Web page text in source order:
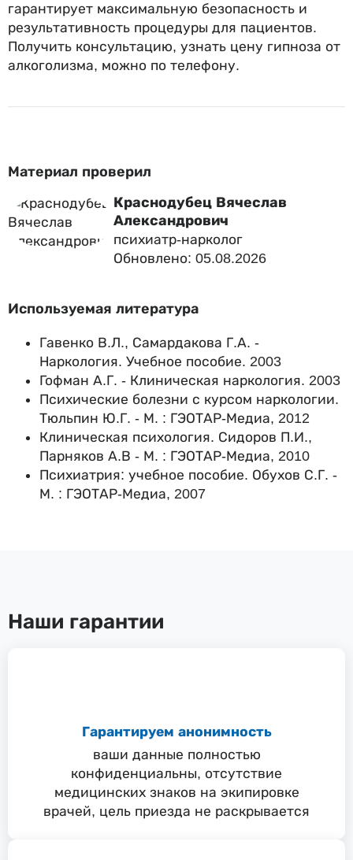
гарантирует максимальную безопасность и
результативность процедуры для пациентов.
Получить консультацию, узнать цену гипноза от
алкоголизма, можно по телефону.
Материал проверил
Краснодубец Вячеслав
Александрович
психиатр-нарколог
Обновлено: 05.08.2026
Используемая литература
Гавенко В.Л., Самардакова Г.А. -
Наркология. Учебное пособие. 2003
Гофман А.Г. - Клиническая наркология. 2003
Психические болезни с курсом наркологии.
Тюльпин Ю.Г. - М. : ГЭОТАР-Медиа, 2012
Клиническая психология. Сидоров П.И.,
Парняков А.В - М. : ГЭОТАР-Медиа, 2010
Психиатрия: учебное пособие. Обухов С.Г. -
М. : ГЭОТАР-Медиа, 2007
Наши гарантии
Гарантируем анонимность
ваши данные полностью
конфиденциальны, отсутствие
медицинских знаков на экипировке
врачей, цель приезда не раскрывается